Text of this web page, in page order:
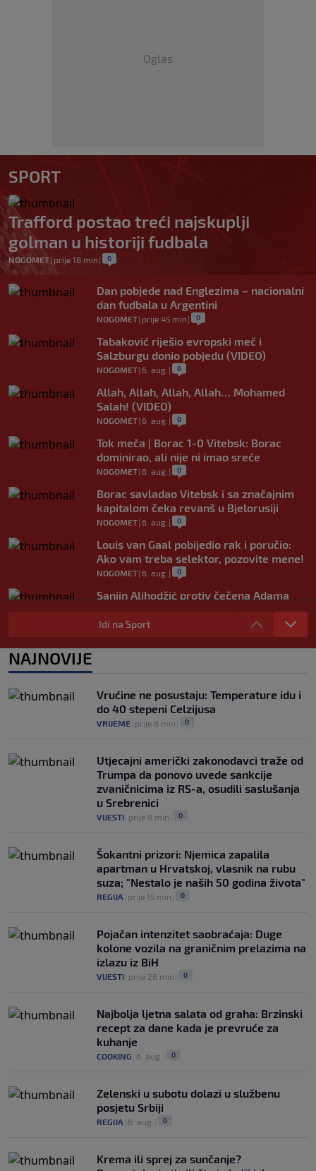
Oglas
SPORT
Trafford postao treći najskuplji
golman u historiji fudbala
NOGOMET| prije 18 min | 0
Dan pobjede nad Englezima – nacionalni
dan fudbala u Argentini
NOGOMET| prije 45 min | 0
Tabaković riješio evropski meč i
Salzburgu donio pobjedu (VIDEO)
NOGOMET| 6. aug. | 0
Allah, Allah, Allah, Allah… Mohamed
Salah! (VIDEO)
NOGOMET| 6. aug. | 0
Tok meča | Borac 1-0 Vitebsk: Borac
dominirao, ali nije ni imao sreće
NOGOMET| 6. aug. | 0
Borac savladao Vitebsk i sa značajnim
kapitalom čeka revanš u Bjelorusiji
NOGOMET| 6. aug. | 0
Louis van Gaal pobijedio rak i poručio:
Ako vam treba selektor, pozovite mene!
NOGOMET| 6. aug. | 0
Sanjin Alihodžić protiv čečena Adama
Tadushaeva – borba za WAKO PRO titulu
OSTALI SPORTOVI
Arsenal ostaje praznih ruku: Vinícius
Idi na Sport
NAJNOVIJE
Vrućine ne posustaju: Temperature idu i
do 40 stepeni Celzijusa
VRIJEME prije 8 min 0
Utjecajni američki zakonodavci traže od
Trumpa da ponovo uvede sankcije
zvaničnicima iz RS-a, osudili saslušanja
u Srebrenici
VIJESTI prije 8 min 0
Šokantni prizori: Njemica zapalila
apartman u Hrvatskoj, vlasnik na rubu
suza; "Nestalo je naših 50 godina života"
REGIJA prije 15 min 0
Pojačan intenzitet saobraćaja: Duge
kolone vozila na graničnim prelazima na
izlazu iz BiH
VIJESTI prije 28 min 0
Najbolja ljetna salata od graha: Brzinski
recept za dane kada je prevruće za
kuhanje
COOKING 6. aug. 0
Zelenski u subotu dolazi u službenu
posjetu Srbiji
REGIJA 6. aug. 0
Krema ili sprej za sunčanje?